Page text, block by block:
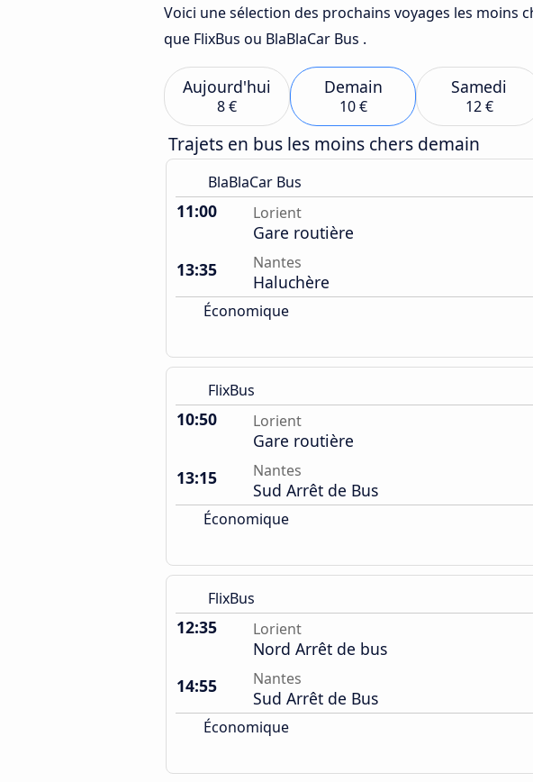
Voici une sélection des prochains voyages les
que FlixBus ou BlaBlaCar Bus .
Aujourd'hui
8 €
Demain
10 €
Samedi
12 €
Trajets en bus les moins chers demain
BlaBlaCar Bus
11:00 Lorient
Gare routière
13:35
Nantes
Haluchère
Économique
FlixBus
10:50 Lorient
Gare routière
13:15
Nantes
Sud Arrêt de Bus
Économique
FlixBus
12:35 Lorient
Nord Arrêt de bus
14:55
Nantes
Sud Arrêt de Bus
Économique